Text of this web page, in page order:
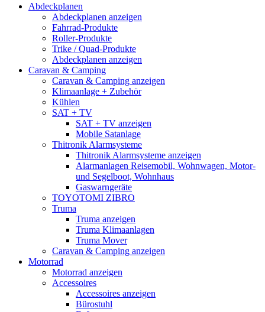
Abdeckplanen
Abdeckplanen anzeigen
Fahrrad-Produkte
Roller-Produkte
Trike / Quad-Produkte
Abdeckplanen anzeigen
Caravan & Camping
Caravan & Camping anzeigen
Klimaanlage + Zubehör
Kühlen
SAT + TV
SAT + TV anzeigen
Mobile Satanlage
Thitronik Alarmsysteme
Thitronik Alarmsysteme anzeigen
Alarmanlagen Reisemobil, Wohnwagen, Motor-
und Segelboot, Wohnhaus
Gaswarngeräte
TOYOTOMI ZIBRO
Truma
Truma anzeigen
Truma Klimaanlagen
Truma Mover
Caravan & Camping anzeigen
Motorrad
Motorrad anzeigen
Accessoires
Accessoires anzeigen
Bürostuhl